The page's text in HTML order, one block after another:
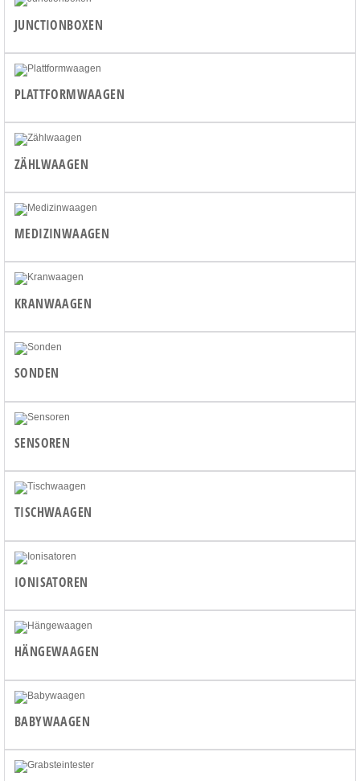
JUNCTIONBOXEN
PLATTFORMWAAGEN
ZÄHLWAAGEN
MEDIZINWAAGEN
KRANWAAGEN
SONDEN
SENSOREN
TISCHWAAGEN
IONISATOREN
HÄNGEWAAGEN
BABYWAAGEN